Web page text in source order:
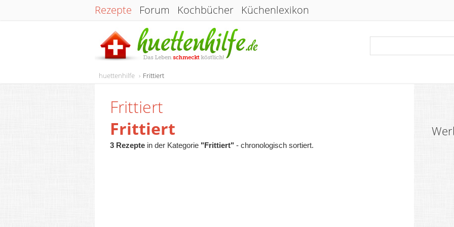
Rezepte Forum Kochbücher Küchenlexikon
huettenhilfe Frittiert
Frittiert
Frittiert
3 Rezepte in der Kategorie "Frittiert" - chronologisch sortiert.